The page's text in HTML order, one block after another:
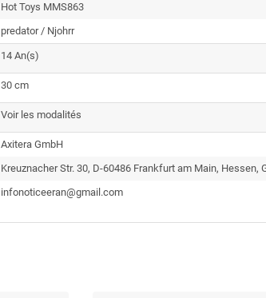
Hot Toys MMS863
predator / Njohrr
14 An(s)
30 cm
Voir les modalités
Axitera GmbH
Kreuznacher Str. 30, D-60486 Frankfurt am Main, Hessen,
infonoticeeran@gmail.com